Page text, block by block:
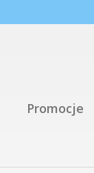
Promocje